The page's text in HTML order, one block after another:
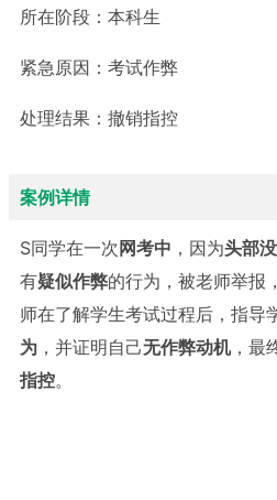
所在阶段： 本科生
紧急原因： 考试作弊
处理结果： 撤销指控
案例详情
S同学在一次 网考中 ，因为头部
有疑似作弊的行为，被老师举报
师在了解学生考试过程后，指导
为 ，并证明自己无作弊动机，最
指控。